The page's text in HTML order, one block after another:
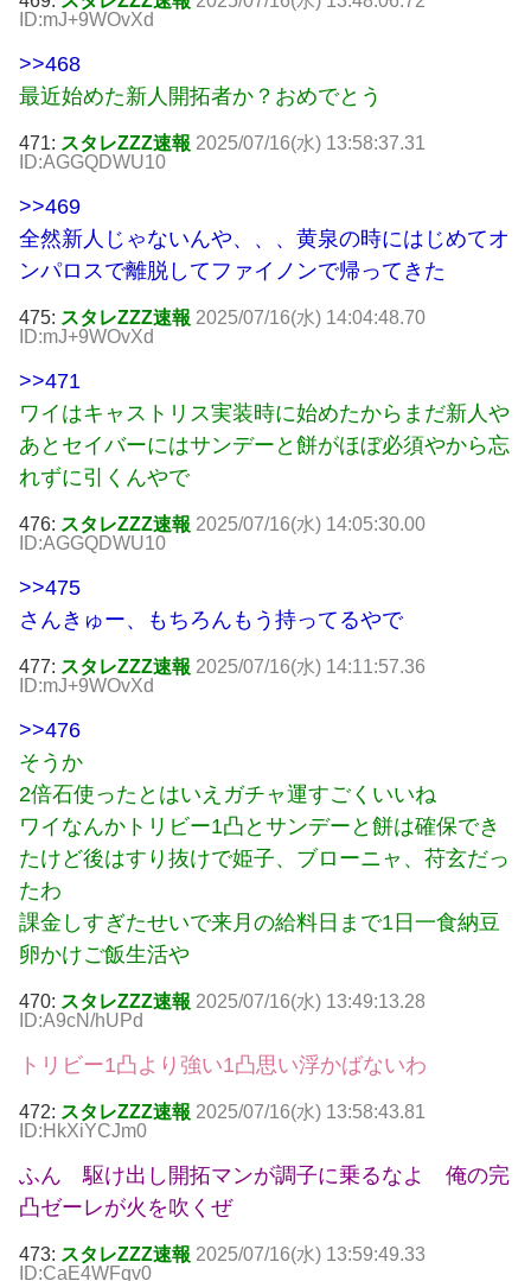
ID:mJ+9WOvXd
>>468
最近始めた新人開拓者か？おめでとう
471: スタレZZZ速報 2025/07/16(水) 13:58:37.31
ID:AGGQDWU10
>>469
全然新人じゃないんや、、、黄泉の時にはじめてオ
ンパロスで離脱してファイノンで帰ってきた
475: スタレZZZ速報 2025/07/16(水) 14:04:48.70
ID:mJ+9WOvXd
>>471
ワイはキャストリス実装時に始めたからまだ新人や
あとセイバーにはサンデーと餅がほぼ必須やから忘
れずに引くんやで
476: スタレZZZ速報 2025/07/16(水) 14:05:30.00
ID:AGGQDWU10
>>475
さんきゅー、もちろんもう持ってるやで
477: スタレZZZ速報 2025/07/16(水) 14:11:57.36
ID:mJ+9WOvXd
>>476
そうか
2倍石使ったとはいえガチャ運すごくいいね
ワイなんかトリビー1凸とサンデーと餅は確保でき
たけど後はすり抜けで姫子、ブローニャ、苻玄だっ
たわ
課金しすぎたせいで来月の給料日まで1日一食納豆
卵かけご飯生活や
470: スタレZZZ速報 2025/07/16(水) 13:49:13.28
ID:A9cN/hUPd
トリビー1凸より強い1凸思い浮かばないわ
472: スタレZZZ速報 2025/07/16(水) 13:58:43.81
ID:HkXiYCJm0
ふん 駆け出し開拓マンが調子に乗るなよ 俺の完
凸ゼーレが火を吹くぜ
473: スタレZZZ速報 2025/07/16(水) 13:59:49.33
ID:CaE4WFqv0